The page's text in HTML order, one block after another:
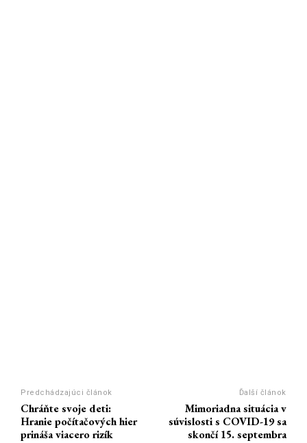
Predchádzajúci článok
Chráňte svoje deti:
Hranie počítačových hier
prináša viacero rizík
Ďalší článok
Mimoriadna situácia v
súvislosti s COVID-19 sa
skončí 15. septembra